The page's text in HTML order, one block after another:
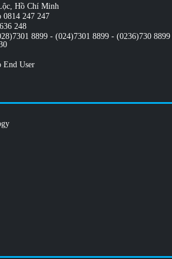
Hồ Chí Minh
0814 247 247
248
8899 - (024)7301 8899 - (0236)730 8899
End User